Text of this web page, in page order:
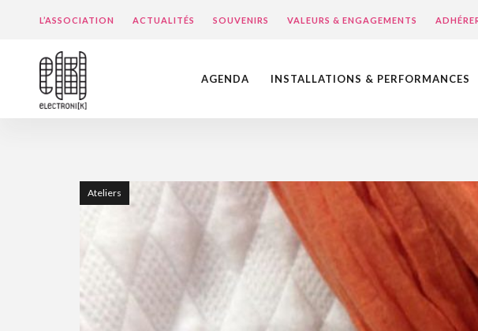
L’ASSOCIATION ACTUALITÉS SOUVENIRS VALEURS & ENGAGEMENTS
AGENDA INSTALLATIONS & PERFORMANCES
Ateliers